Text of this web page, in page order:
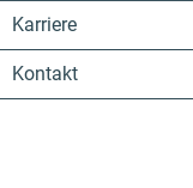
Karriere
Kontakt